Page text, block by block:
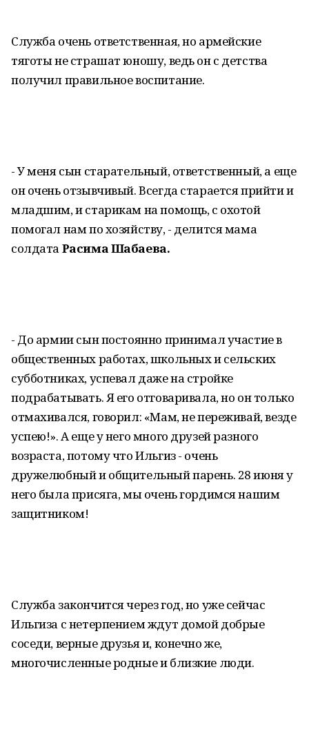
Служба очень ответственная, но армейские
тяготы не страшат юношу, ведь он с детства
получил правильное воспитание.
- У меня сын старательный, ответственный, а еще
он очень отзывчивый. Всегда старается прийти и
младшим, и старикам на помощь, с охотой
помогал нам по хозяйству, - делится мама
солдата Расима Шабаева.
- До армии сын постоянно принимал участие в
общественных работах, школьных и сельских
субботниках, успевал даже на стройке
подрабатывать. Я его отговаривала, но он только
отмахивался, говорил: «Мам, не переживай, везде
успею!». А еще у него много друзей разного
возраста, потому что Ильгиз - очень
дружелюбный и общительный парень. 28 июня у
него была присяга, мы очень гордимся нашим
защитником!
Служба закончится через год, но уже сейчас
Ильгиза с нетерпением ждут домой добрые
соседи, верные друзья и, конечно же,
многочисленные родные и близкие люди.